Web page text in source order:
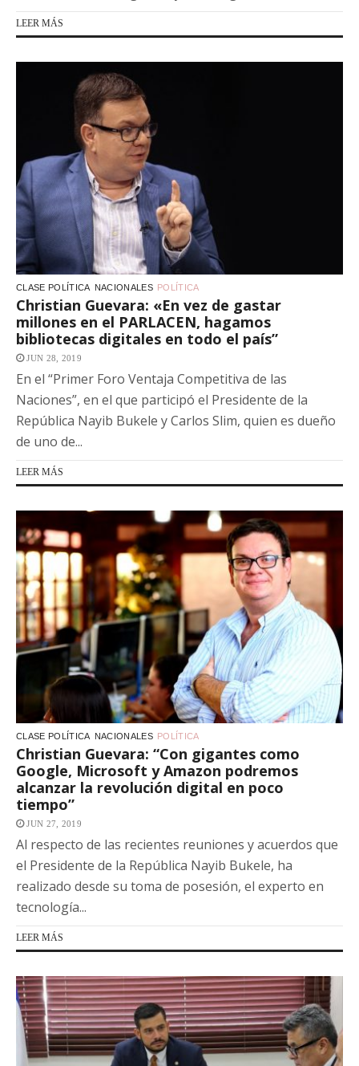
LEER MÁS
CLASE POLÍTICA NACIONALES POLÍTICA
Christian Guevara: «En vez de gastar
millones en el PARLACEN, hagamos
bibliotecas digitales en todo el país”
JUN 28, 2019
En el “Primer Foro Ventaja Competitiva de las
Naciones”, en el que participó el Presidente de la
República Nayib Bukele y Carlos Slim, quien es dueño
de uno de...
LEER MÁS
CLASE POLÍTICA NACIONALES POLÍTICA
Christian Guevara: “Con gigantes como
Google, Microsoft y Amazon podremos
alcanzar la revolución digital en poco
tiempo”
JUN 27, 2019
Al respecto de las recientes reuniones y acuerdos que
el Presidente de la República Nayib Bukele, ha
realizado desde su toma de posesión, el experto en
tecnología...
LEER MÁS